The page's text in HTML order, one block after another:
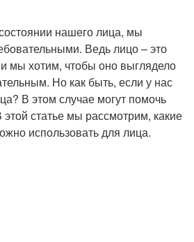
нашего лица, мы
Ведь лицо – это
мы хотим, чтобы оно выглядело
Но как быть, если у нас
В этом случае могут помочь
статье мы рассмотрим, какие
использовать для лица.